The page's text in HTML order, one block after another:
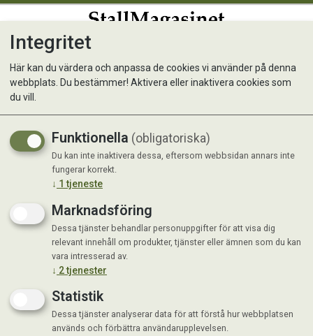
Inga produkter hittades
Integritet
Här kan du värdera och anpassa de cookies vi använder på denna
webbplats. Du bestämmer! Aktivera eller inaktivera cookies som
du vill.
Funktionella (obligatoriska)
Du kan inte inaktivera dessa, eftersom webbsidan annars inte
fungerar korrekt.
↓ 1 tjeneste
Marknadsföring
Dessa tjänster behandlar personuppgifter för att visa dig
relevant innehåll om produkter, tjänster eller ämnen som du kan
vara intresserad av.
↓ 2tjenester
Statistik
Dessa tjänster analyserar data för att förstå hur webbplatsen
används och förbättra användarupplevelsen.